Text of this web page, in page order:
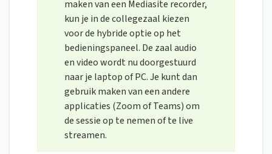
maken van een Mediasite recorder,
kun je in de collegezaal kiezen
voor de hybride optie op het
bedieningspaneel. De zaal audio
en video wordt nu doorgestuurd
naar je laptop of PC. Je kunt dan
gebruik maken van een andere
applicaties (Zoom of Teams) om
de sessie op te nemen of te live
streamen.